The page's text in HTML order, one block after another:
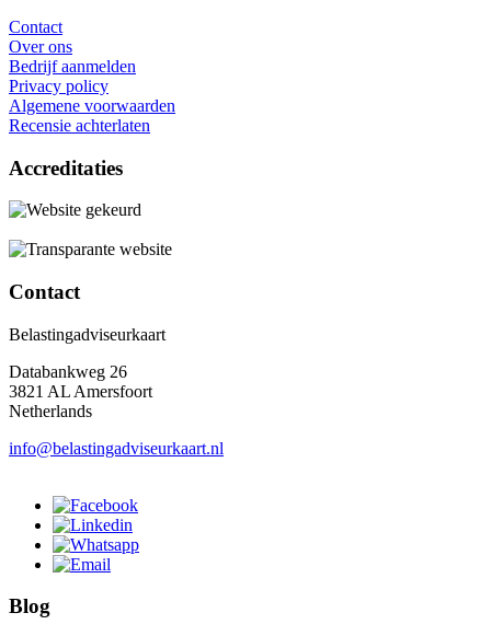
Contact
Over ons
Bedrijf aanmelden
Privacy policy
Algemene voorwaarden
Recensie achterlaten
Accreditaties
Contact
Belastingadviseurkaart
Databankweg 26
3821 AL Amersfoort
Netherlands
info@belastingadviseurkaart.nl
Blog